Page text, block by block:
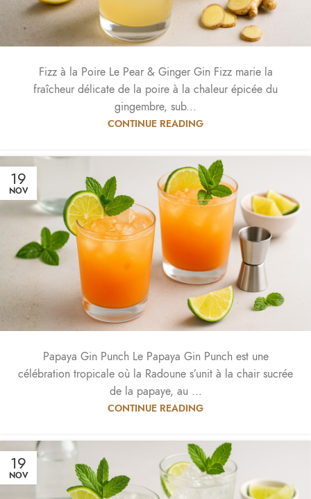
Fizz à la Poire Le Pear & Ginger Gin Fizz marie la
fraîcheur délicate de la poire à la chaleur épicée du
gingembre, sub...
CONTINUE READING
19
NOV
Papaya Gin Punch Le Papaya Gin Punch est une
célébration tropicale où la Radoune s’unit à la chair sucrée
de la papaye, au ...
CONTINUE READING
19
NOV